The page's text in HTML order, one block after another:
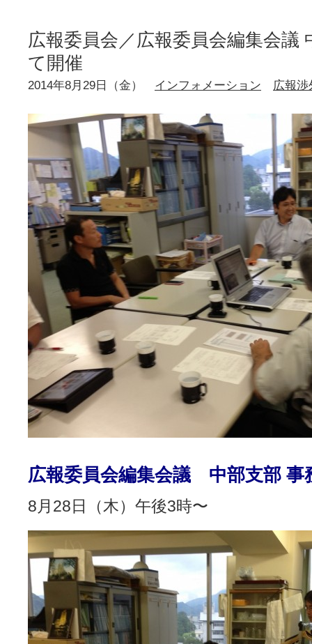
広報委員会／広報委員会編集会議
て開催
2014年8月29日（金） インフォメーション 広報渉
広報委員会編集会議 中部支部 事
8月28日（木）午後3時〜